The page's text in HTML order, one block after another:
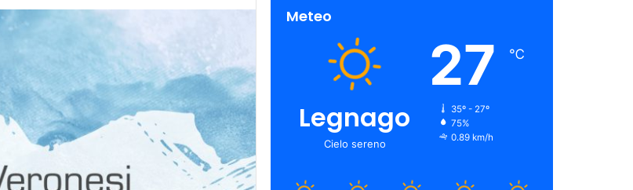
Meteo
Legnago
Cielo sereno
27 ℃
35º - 27º
75%
0.89 km/h